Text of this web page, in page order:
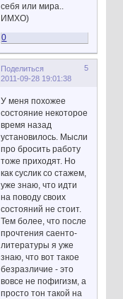
себя или мира..
ИМХО)
0
Поделиться
5
2011-09-28 19:01:38
У меня похожее
состояние некоторое
время назад
установилось. Мысли
про бросить работу
тоже приходят. Но
как суслик со стажем,
уже знаю, что идти
на поводу своих
состояний не стоит.
Тем более, что после
прочтения саенто-
литературы я уже
знаю, что вот такое
безразличие - это
вовсе не пофигизм, а
просто тон такой на